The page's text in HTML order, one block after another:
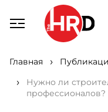
Главная
Нужно ли
профессионалов?